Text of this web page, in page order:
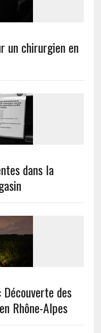
un chirurgien en
dans la
des
Rhône-Alpes